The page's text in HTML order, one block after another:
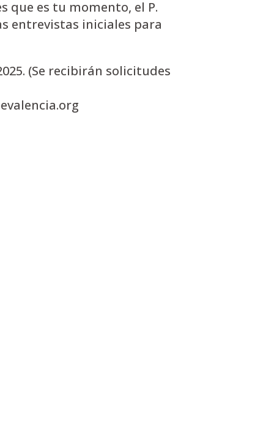
que es tu momento, el P.
entrevistas iniciales para
(Se recibirán solicitudes